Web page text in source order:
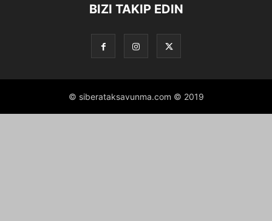
BIZI TAKIP EDIN
© siberataksavunma.com © 2019